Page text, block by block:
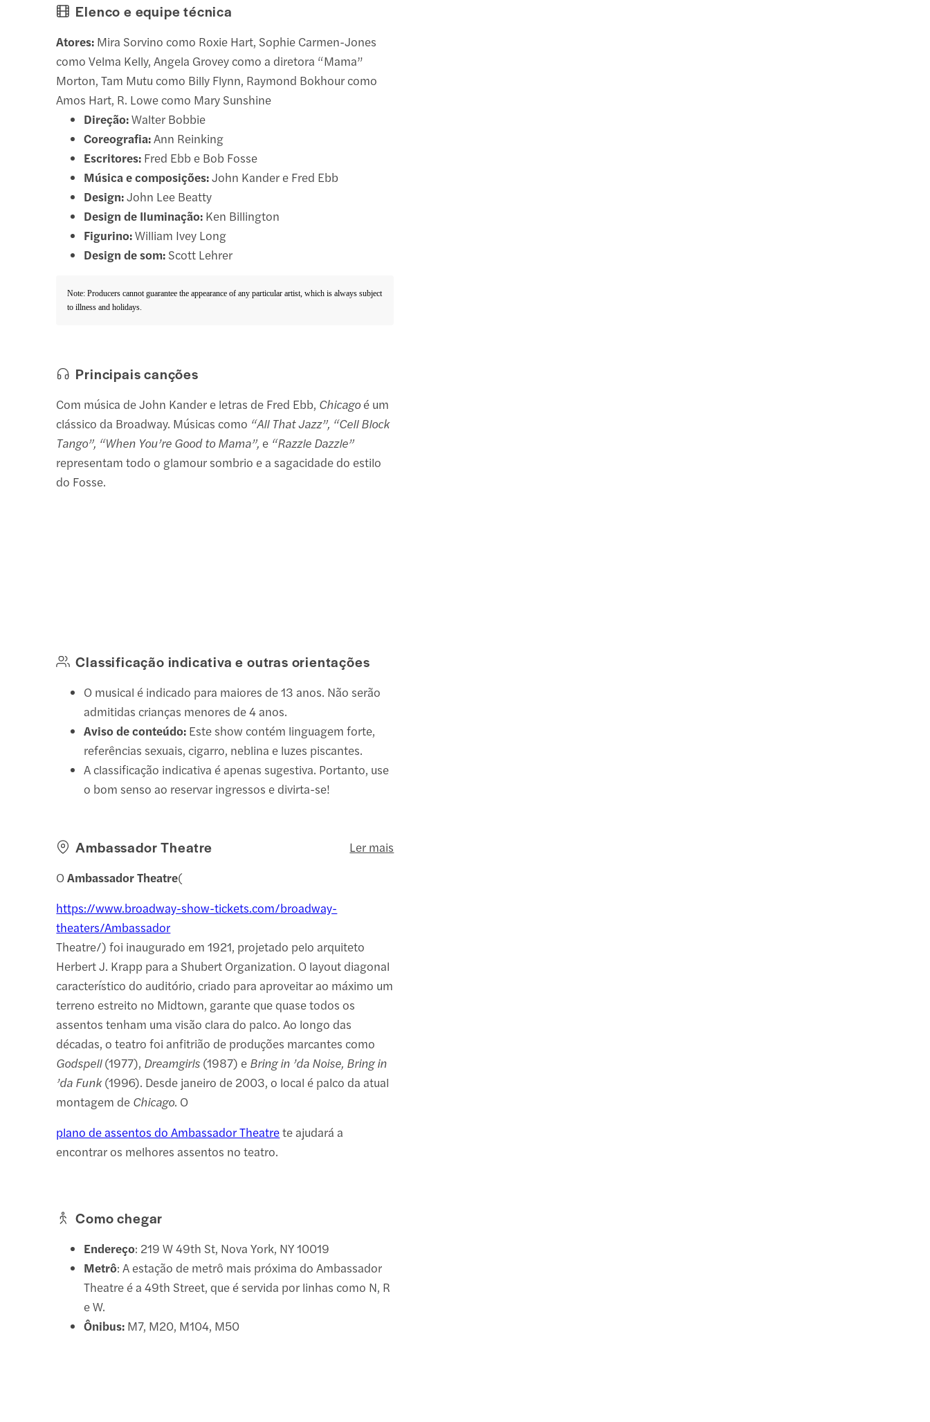
Elenco e equipe técnica
Atores: Mira Sorvino como Roxie Hart, Sophie Carmen-Jones
como Velma Kelly, Angela Grovey como a diretora “Mama”
Morton, Tam Mutu como Billy Flynn, Raymond Bokhour como
Amos Hart, R. Lowe como Mary Sunshine
Direção:Walter Bobbie
Coreografia:Ann Reinking
Escritores: Fred Ebb e Bob Fosse
Música e composições:John Kander e Fred Ebb
Design:John Lee Beatty
Design de Iluminação: Ken Billington
Figurino:William Ivey Long
Design de som: Scott Lehrer
Note: Producers cannot guarantee the appearance of any particular artist, which is always subject
to illness and holidays.
Principais canções
Com música de John Kander e letras de Fred Ebb, Chicago é um
clássico da Broadway. Músicas como “All That Jazz”, “Cell Block
Tango”, “When You’re Good to Mama”, e “Razzle Dazzle”
representam todo o glamour sombrio e a sagacidade do estilo
do Fosse.
Classificação indicativa e outras orientações
O musical é indicado para maiores de 13 anos. Não serão
admitidas crianças menores de 4 anos.
Aviso de conteúdo: Este show contém linguagem forte,
referências sexuais, cigarro, neblina e luzes piscantes.
A classificação indicativa é apenas sugestiva. Portanto, use
o bom senso ao reservar ingressos e divirta-se!
Ambassador Theatre
Ler mais
OAmbassador Theatre(
https://www.broadway-show-tickets.com/broadway-
theaters/Ambassador
Theatre/) foi inaugurado em 1921, projetado pelo arquiteto
Herbert J. Krapp para a Shubert Organization. O layout diagonal
característico do auditório, criado para aproveitar ao máximo um
terreno estreito no Midtown, garante que quase todos os
assentos tenham uma visão clara do palco. Ao longo das
décadas, o teatro foi anfitrião de produções marcantes como
Godspell(1977), Dreamgirls (1987) e Bring in ’da Noise, Bring in
’da Funk(1996). Desde janeiro de 2003, o local é palco da atual
montagem de Chicago. O
plano de assentos do Ambassador Theatrete ajudará a
encontrar os melhores assentos no teatro.
Como chegar
Endereço: 219 W 49th St, Nova York, NY 10019
Metrô: A estação de metrô mais próxima do Ambassador
Theatre é a 49th Street, que é servida por linhas como N, R
e W.
Ônibus: M7, M20, M104, M50